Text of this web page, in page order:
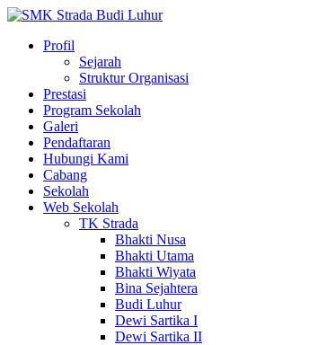
Profil
Sejarah
Struktur Organisasi
Prestasi
Program Sekolah
Galeri
Pendaftaran
Hubungi Kami
Cabang
Sekolah
Web Sekolah
TK Strada
Bhakti Nusa
Bhakti Utama
Bhakti Wiyata
Bina Sejahtera
Budi Luhur
Dewi Sartika I
Dewi Sartika II